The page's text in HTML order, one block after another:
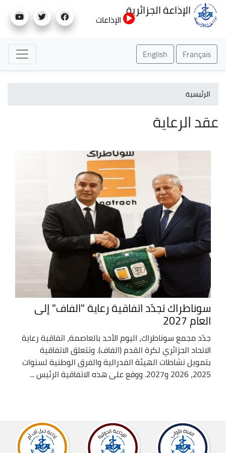
إلى
الإذاعة الجزائرية
الإذاعات
Français
English
الرئيسية
عقد الرعاية
سوناطراك تجدّد اتفاقية رعاية "الفاف" إلى
العام 2027
جدّد مجمع سوناطراك، اليوم الأحد بالعاصمة، اتفاقية رعاية
الاتحاد الجزائري لكرة القدم (الفاف). وتتعلق الاتفاقية
بتمويل نشاطات الهيئة الفدرالية والفرق الوطنية لسنوات
2025، 2026 و2027. ووقع على هذه الاتفاقية الرئيس ...